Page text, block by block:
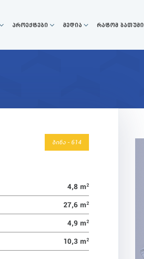
პროექტები მედია რატომ ბათუმი
ბინა - 614
4,8 m2
27,6 m2
4,9 m2
10,3 m2